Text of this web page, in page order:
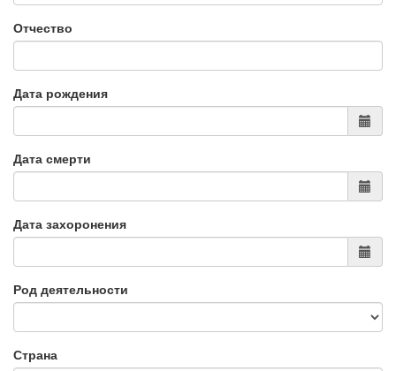
Отчество
Дата рождения
Дата смерти
Дата захоронения
Род деятельности
Страна